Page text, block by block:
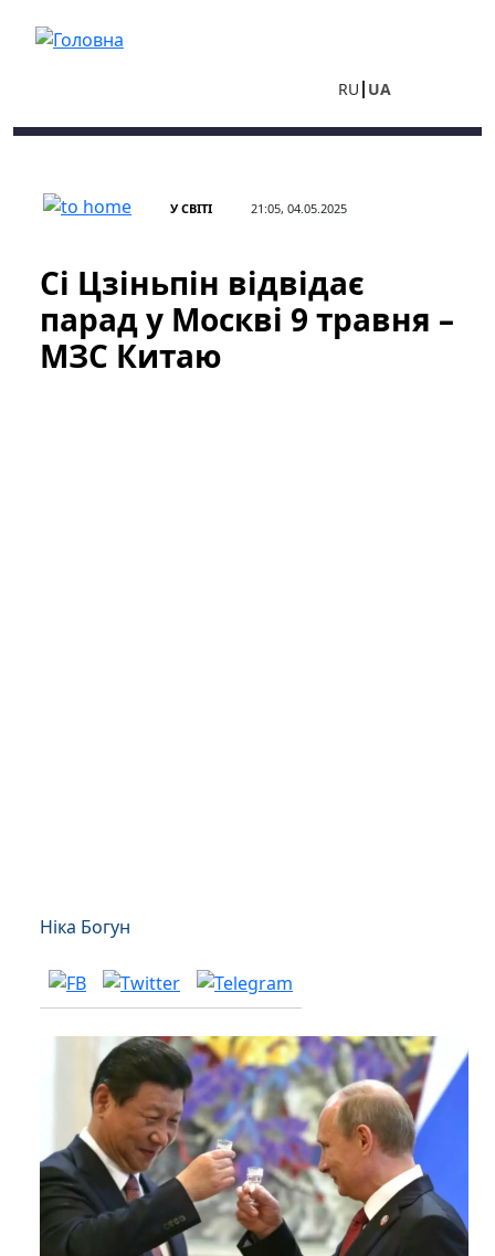
RU UA
У СВІТІ 21:05, 04.05.2025
Сі Цзіньпін відвідає
парад у Москві 9 травня –
МЗС Китаю
Ніка Богун